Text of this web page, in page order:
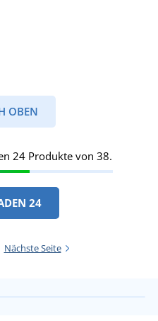
OBEN
24 Produkte von 38.
24
Nächste Seite